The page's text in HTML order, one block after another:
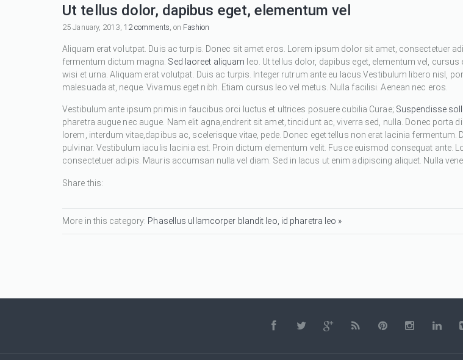
Ut tellus dolor, dapibus eget, elementum vel
25 January, 2013, 12 comments, on Fashion
Aliquam erat volutpat. Duis ac turpis. Donec sit amet eros. Lorem ipsum dolor sit amet, consectetuer
fermentum dictum magna. Sed laoreet aliquam leo. Ut tellus dolor, dapibus eget, elementum vel,
wisi et urna. Aliquam erat volutpat. Duis ac turpis. Integer rutrum ante eu lacus.Vestibulum libero nisl,
malesuada at, neque. Vivamus eget nibh. Etiam cursus leo vel metus. Nulla facilisi. Aenean nec eros.
Vestibulum ante ipsum primis in faucibus orci luctus et ultrices posuere cubilia Curae; Suspendisse
pharetra augue nec augue. Nam elit agna,endrerit sit amet, tincidunt ac, viverra sed, nulla. Donec porta
lorem, interdum vitae,dapibus ac, scelerisque vitae, pede. Donec eget tellus non erat lacinia fermentum.
pulvinar. Vestibulum iaculis lacinia est. Proin dictum elementum velit. Fusce euismod consequat ante.
consectetuer adipis. Mauris accumsan nulla vel diam. Sed in lacus ut enim adipiscing aliquet. Nulla
Share this:
More in this category: Phasellus ullamcorper blandit leo, id pharetra leo »